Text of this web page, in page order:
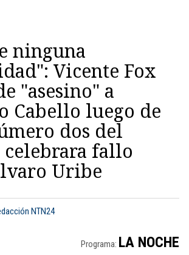
ninguna
Vicente Fox
"asesino" a
Cabello luego de
dos del
fallo
Uribe
NTN24
Programa: LA NOCHE